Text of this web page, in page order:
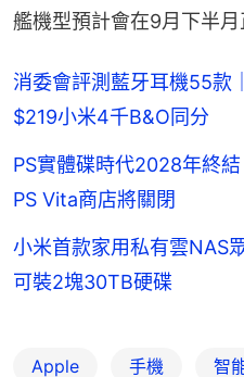
艦機型預計會在9月下半月
消委會評測藍牙耳機55款
$219小米4千B&O同分
PS實體碟時代2028年終
PS Vita商店將關閉
小米首款家用私有雲NAS
可裝2塊30TB硬碟
Apple 手機 智